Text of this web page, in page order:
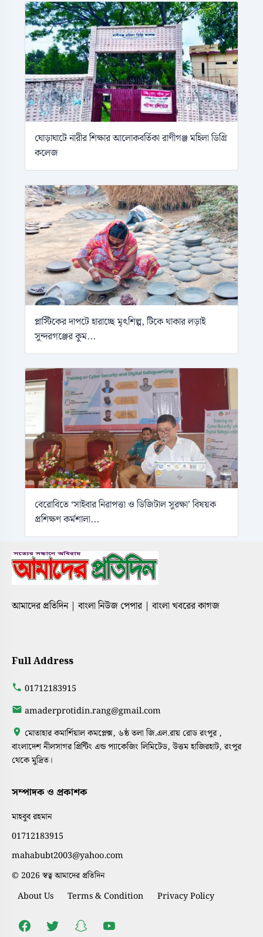
ঘোড়াঘাটে নারীর শিক্ষার আলোকবর্তিকা রাণীগঞ্জ মহিলা ডিগ্রি
কলেজ
প্লাস্টিকের দাপটে হারাচ্ছে মৃৎশিল্প, টিকে থাকার লড়াই
সুন্দরগঞ্জের কুম...
বেরোবিতে ‘সাইবার নিরাপত্তা ও ডিজিটাল সুরক্ষা’ বিষয়ক
প্রশিক্ষণ কর্মশালা...
আমাদের প্রতিদিন | বাংলা নিউজ পেপার | বাংলা খবরের কাগজ
Full Address
01712183915
amaderprotidin.rang@gmail.com
মোতাহার কমার্শিয়াল কমপ্লেক্স, ৬ষ্ঠ তলা জি.এল.রায় রোড রংপুর ,
বাংলাদেশ নীলসাগর প্রিন্টিং এন্ড প্যাকেজিং লিমিটেড, উত্তম হাজিরহাট, রংপুর
থেকে মুদ্রিত।
সম্পাদক ও প্রকাশক
মাহবুব রহমান
01712183915
mahabubt2003@yahoo.com
© 2026 স্বত্ব আমাদের প্রতিদিন
About Us Terms & Condition Privacy Policy